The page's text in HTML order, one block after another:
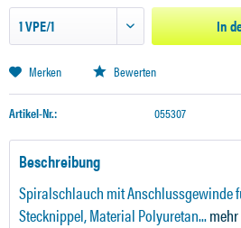
In
Merken Bewerten
Artikel-Nr.: 055307
Beschreibung
Spiralschlauch mit Anschlussgewinde
Stecknippel, Material Polyuretan...mehr